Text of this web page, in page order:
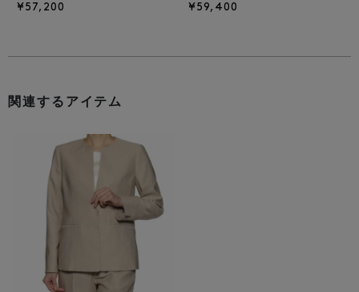
¥57,200 ¥59,400
関連するアイテム